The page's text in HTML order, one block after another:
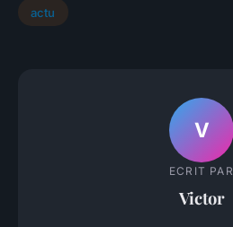
actu
V
ECRIT PAR
Victor